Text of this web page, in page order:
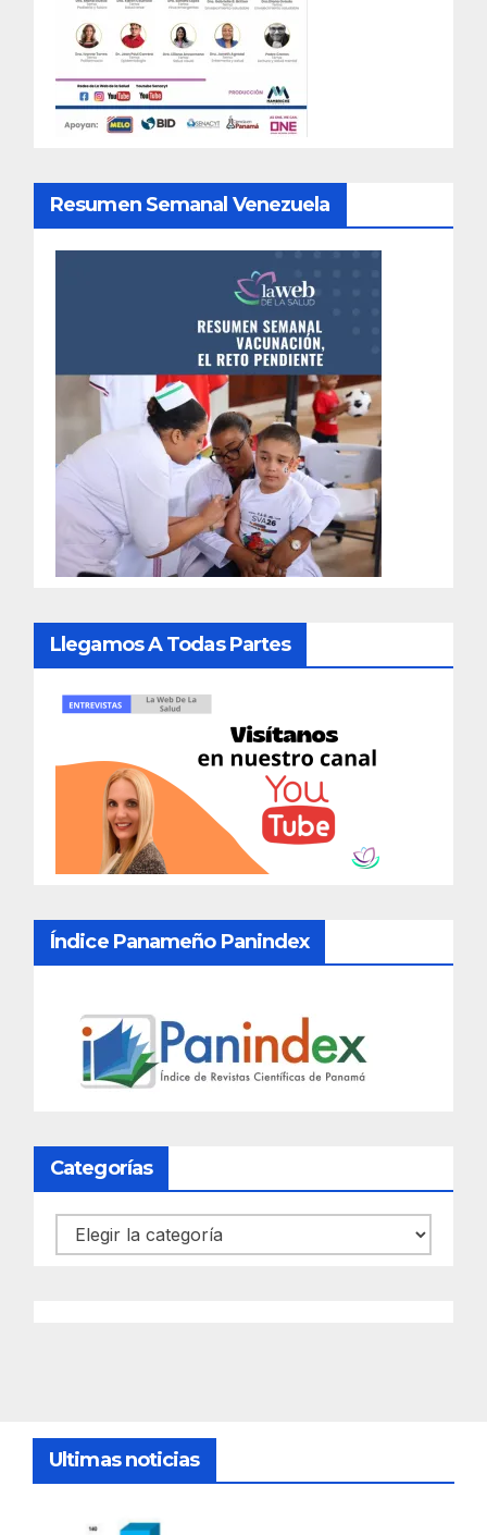
Resumen Semanal Venezuela
Llegamos A Todas Partes
Índice Panameño Panindex
Categorías
Categorías
Ultimas noticias